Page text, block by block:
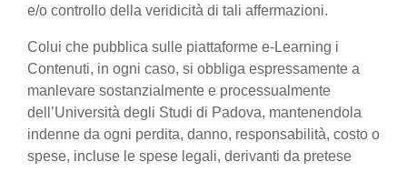
e/o controllo della veridicità di tali affermazioni.
Colui che pubblica sulle piattaforme e-Learning i
Contenuti, in ogni caso, si obbliga espressamente a
manlevare sostanzialmente e processualmente
dell’Università degli Studi di Padova, mantenendola
indenne da ogni perdita, danno, responsabilità, costo o
spese, incluse le spese legali, derivanti da pretese